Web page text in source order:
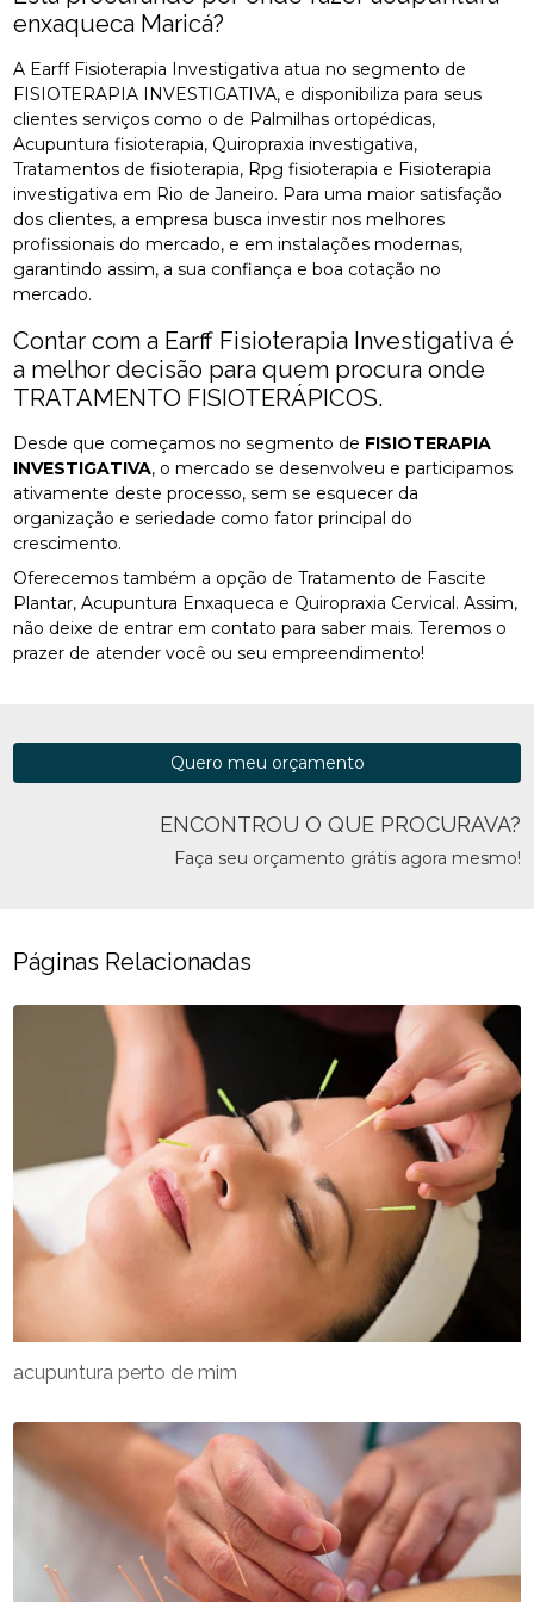
enxaqueca Maricá?
A Earff Fisioterapia Investigativa atua no segmento de
FISIOTERAPIA INVESTIGATIVA, e disponibiliza para seus
clientes serviços como o de Palmilhas ortopédicas,
Acupuntura fisioterapia, Quiropraxia investigativa,
Tratamentos de fisioterapia, Rpg fisioterapia e Fisioterapia
investigativa em Rio de Janeiro. Para uma maior satisfação
dos clientes, a empresa busca investir nos melhores
profissionais do mercado, e em instalações modernas,
garantindo assim, a sua confiança e boa cotação no
mercado.
Contar com a Earff Fisioterapia Investigativa é
a melhor decisão para quem procura onde
TRATAMENTO FISIOTERÁPICOS.
Desde que começamos no segmento de FISIOTERAPIA
INVESTIGATIVA, o mercado se desenvolveu e participamos
ativamente deste processo, sem se esquecer da
organização e seriedade como fator principal do
crescimento.
Oferecemos também a opção de Tratamento de Fascite
Plantar, Acupuntura Enxaqueca e Quiropraxia Cervical. Assim,
não deixe de entrar em contato para saber mais. Teremos o
prazer de atender você ou seu empreendimento!
ENCONTROU O QUE PROCURAVA?
Faça seu orçamento grátis agora mesmo!
Quero meu orçamento
Páginas Relacionadas
acupuntura perto de mim